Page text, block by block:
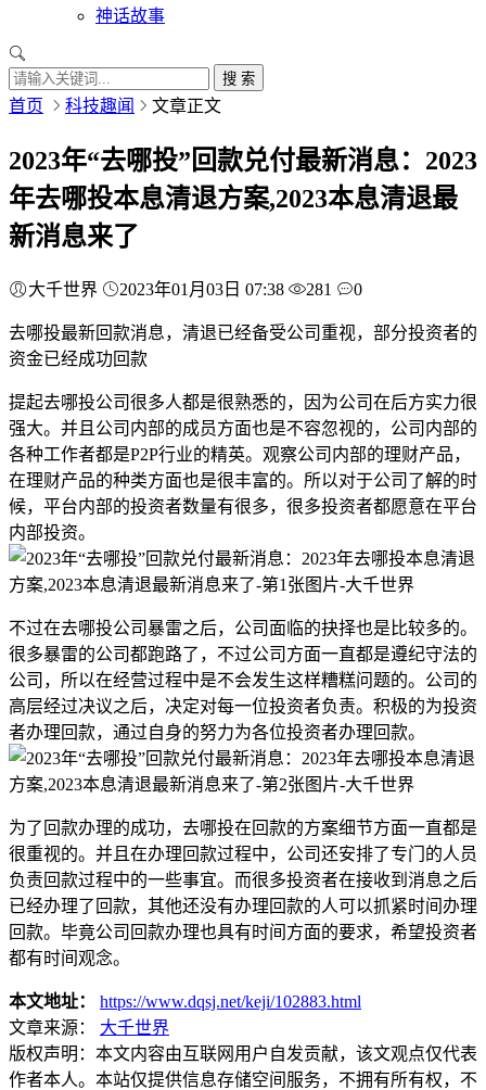
神话故事
搜 索
首页 科技趣闻 文章正文
2023年“去哪投”回款兑付最新消息：2023
年去哪投本息清退方案,2023本息清退最
新消息来了
大千世界 2023年01月03日 07:38 281 0
去哪投最新回款消息，清退已经备受公司重视，部分投资者的
资金已经成功回款
提起去哪投公司很多人都是很熟悉的，因为公司在后方实力很
强大。并且公司内部的成员方面也是不容忽视的，公司内部的
各种工作者都是P2P行业的精英。观察公司内部的理财产品，
在理财产品的种类方面也是很丰富的。所以对于公司了解的时
候，平台内部的投资者数量有很多，很多投资者都愿意在平台
内部投资。
不过在去哪投公司暴雷之后，公司面临的抉择也是比较多的。
很多暴雷的公司都跑路了，不过公司方面一直都是遵纪守法的
公司，所以在经营过程中是不会发生这样糟糕问题的。公司的
高层经过决议之后，决定对每一位投资者负责。积极的为投资
者办理回款，通过自身的努力为各位投资者办理回款。
为了回款办理的成功，去哪投在回款的方案细节方面一直都是
很重视的。并且在办理回款过程中，公司还安排了专门的人员
负责回款过程中的一些事宜。而很多投资者在接收到消息之后
已经办理了回款，其他还没有办理回款的人可以抓紧时间办理
回款。毕竟公司回款办理也具有时间方面的要求，希望投资者
都有时间观念。
本文地址：
https://www.dqsj.net/keji/102883.html
文章来源：
大千世界
版权声明： 本文内容由互联网用户自发贡献，该文观点仅代表
作者本人。本站仅提供信息存储空间服务，不拥有所有权，不